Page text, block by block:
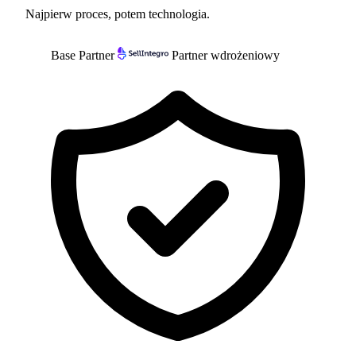
Najpierw proces, potem technologia.
Base Partner Partner wdrożeniowy